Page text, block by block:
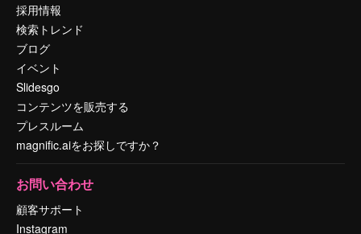
採用情報
検索トレンド
ブログ
イベント
Slidesgo
コンテンツを販売する
プレスルーム
magnific.aiをお探しですか？
お問い合わせ
顧客サポート
Instagram